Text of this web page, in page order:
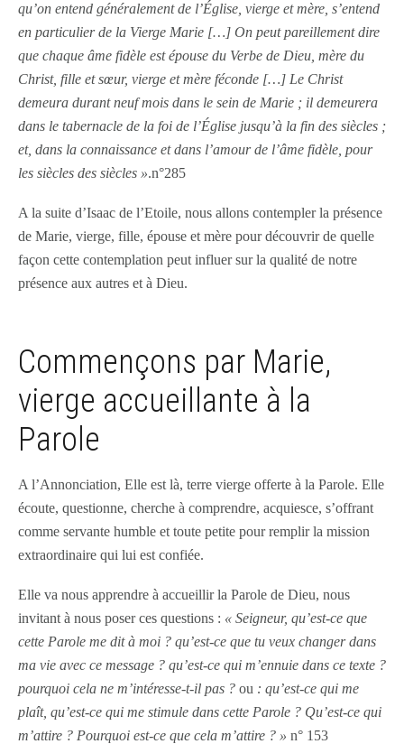
qu’on entend généralement de l’Église, vierge et mère, s’entend
en particulier de la Vierge Marie […] On peut pareillement dire
que chaque âme fidèle est épouse du Verbe de Dieu, mère du
Christ, fille et sœur, vierge et mère féconde […] Le Christ
demeura durant neuf mois dans le sein de Marie ; il demeurera
dans le tabernacle de la foi de l’Église jusqu’à la fin des siècles ;
et, dans la connaissance et dans l’amour de l’âme fidèle, pour
les siècles des siècles ».n°285
A la suite d’Isaac de l’Etoile, nous allons contempler la présence
de Marie, vierge, fille, épouse et mère pour découvrir de quelle
façon cette contemplation peut influer sur la qualité de notre
présence aux autres et à Dieu.
Commençons par Marie,
vierge accueillante à la
Parole
A l’Annonciation, Elle est là, terre vierge offerte à la Parole. Elle
écoute, questionne, cherche à comprendre, acquiesce, s’offrant
comme servante humble et toute petite pour remplir la mission
extraordinaire qui lui est confiée.
Elle va nous apprendre à accueillir la Parole de Dieu, nous
invitant à nous poser ces questions : « Seigneur, qu’est-ce que
cette Parole me dit à moi ? qu’est-ce que tu veux changer dans
ma vie avec ce message ? qu’est-ce qui m’ennuie dans ce texte ?
pourquoi cela ne m’intéresse-t-il pas ? ou : qu’est-ce qui me
plaît, qu’est-ce qui me stimule dans cette Parole ? Qu’est-ce qui
m’attire ? Pourquoi est-ce que cela m’attire ? » n° 153